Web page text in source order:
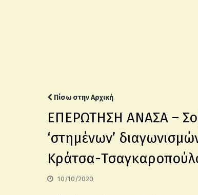
Πίσω στην Αρχική
ΕΠΕΡΩΤΗΣΗ ΑΝΑΣΑ –
‘στημένων’
Κράτσα-
10/10/2020